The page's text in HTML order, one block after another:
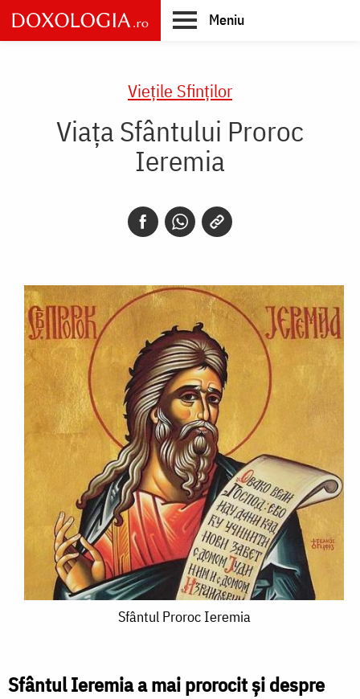
Skip
to
main
Meniu
Vieţile Sfinţilor
Viața Sfântului Proroc
Ieremia
Ieremia
Sfântul Proroc Ieremia
Sfântul Ieremia a mai prorocit și despre